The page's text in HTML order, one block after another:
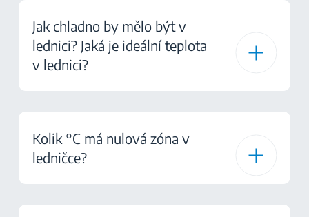
Jak chladno by mělo být v
lednici? Jaká je ideální teplota
v lednici?
Kolik °C má nulová zóna v
ledničce?